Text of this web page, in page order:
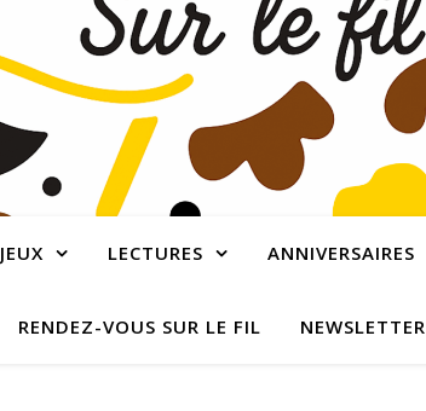
JEUX LECTURES ANNIVERSAIRES
RENDEZ-VOUS SUR LE FIL NEWSLETTER